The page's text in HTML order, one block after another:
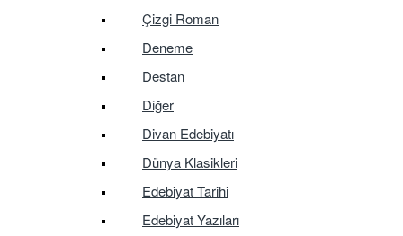
Çizgi Roman
Deneme
Destan
Diğer
Divan Edebiyatı
Dünya Klasikleri
Edebiyat Tarihi
Edebiyat Yazıları